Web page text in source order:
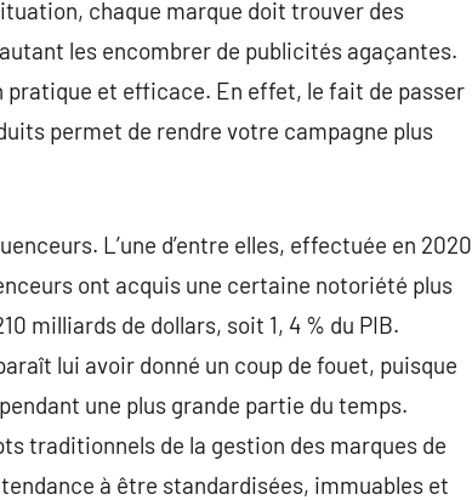
chaque marque doit trouver des
les encombrer de publicités agaçantes.
et efficace. En effet, le fait de passer
permet de rendre votre campagne plus
L’une d’entre elles, effectuée en 2020
ont acquis une certaine notoriété plus
milliards de dollars, soit 1, 4 % du PIB.
lui avoir donné un coup de fouet, puisque
une plus grande partie du temps.
traditionnels de la gestion des marques de
à être standardisées, immuables et